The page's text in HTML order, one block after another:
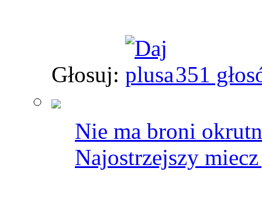
Głosuj: 351
Nie ma broni
Najostrzejszy